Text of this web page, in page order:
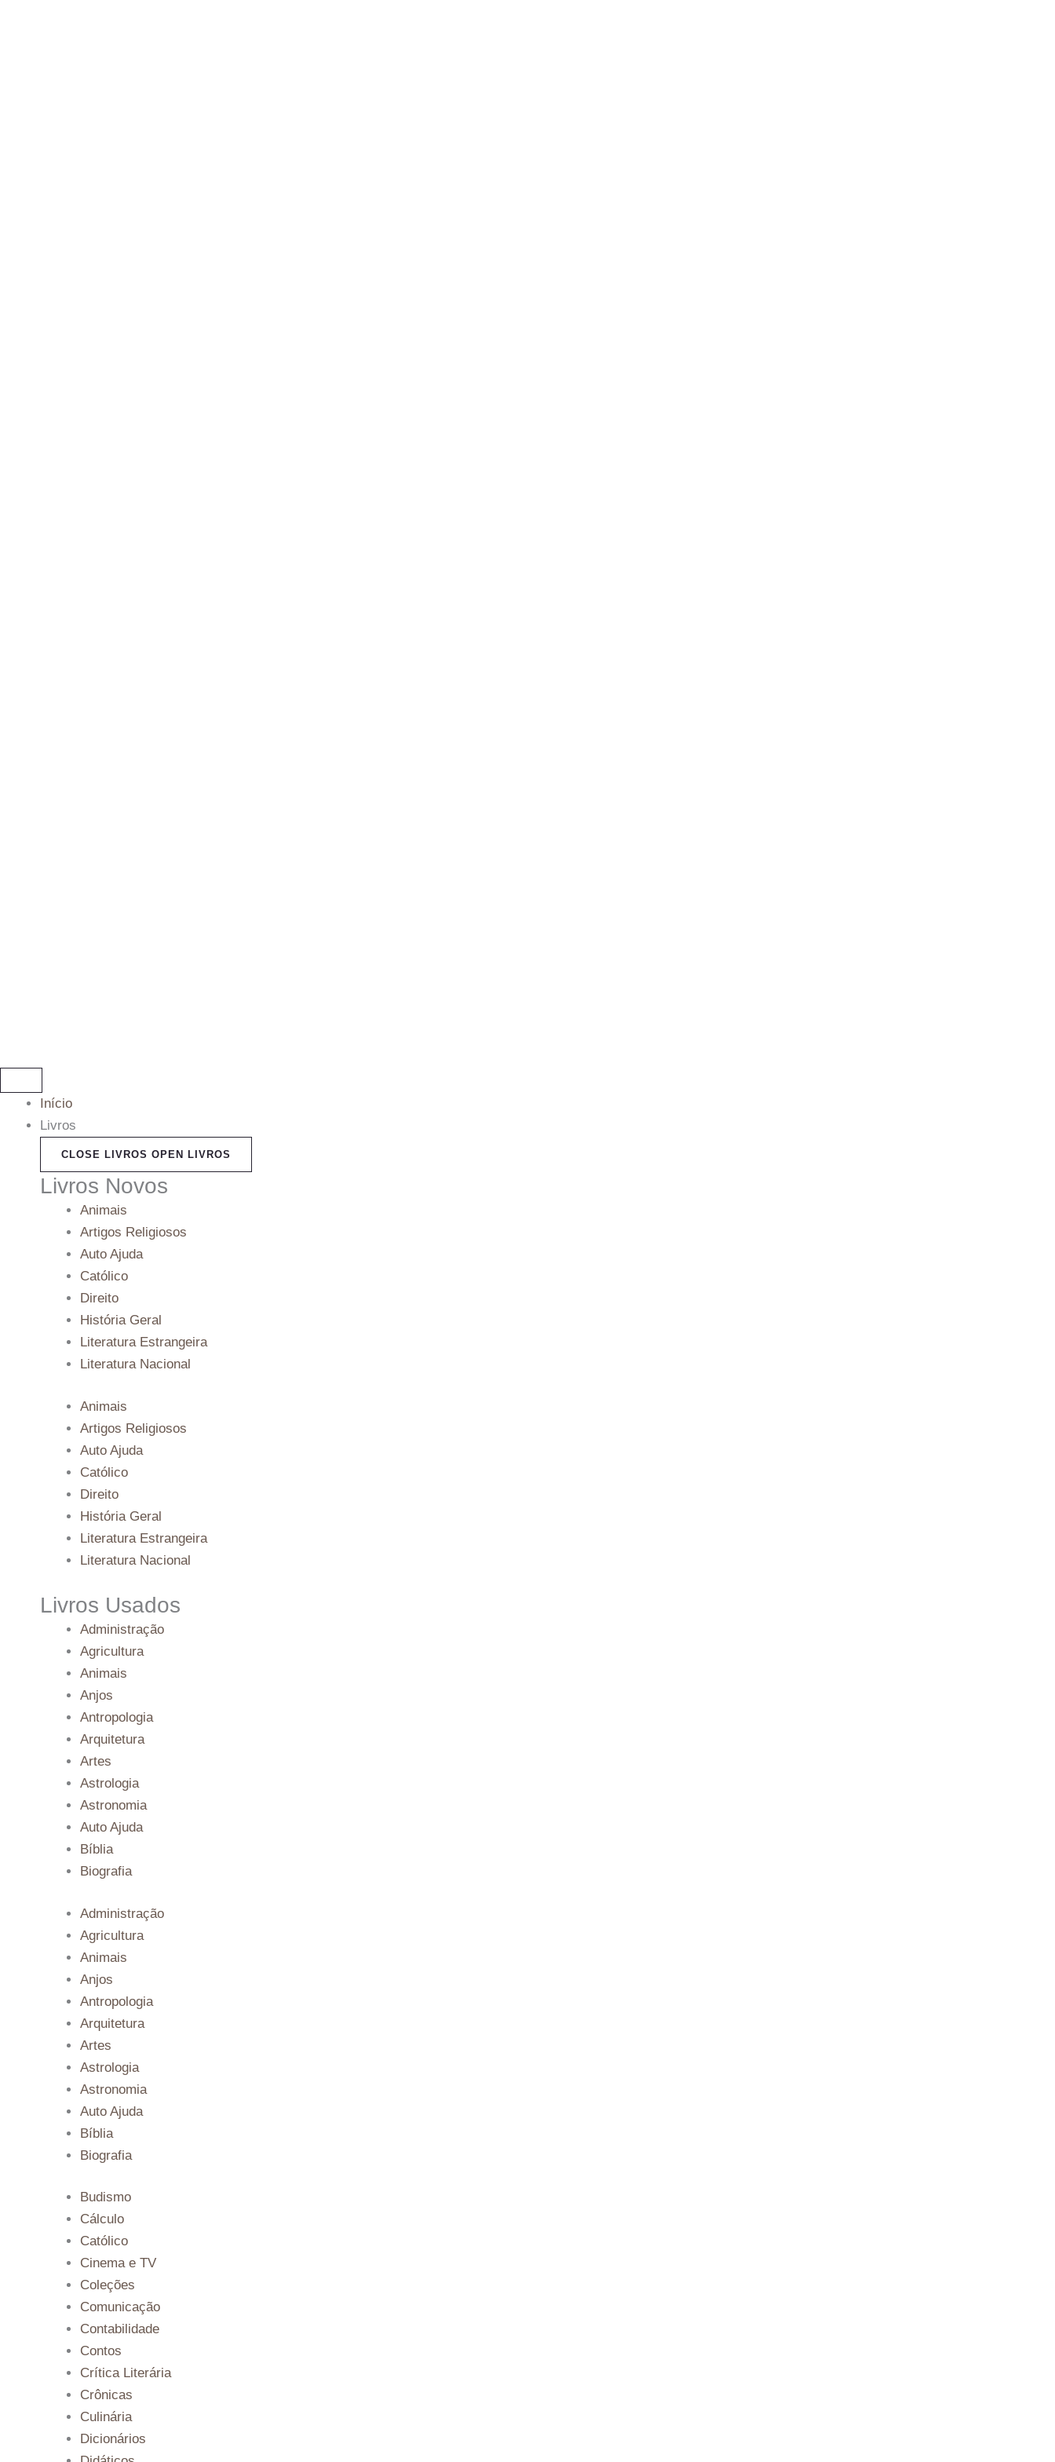
Início
Livros
CLOSE LIVROS OPEN LIVROS
Livros Novos
Animais
Artigos Religiosos
Auto Ajuda
Católico
Direito
História Geral
Literatura Estrangeira
Literatura Nacional
Animais
Artigos Religiosos
Auto Ajuda
Católico
Direito
História Geral
Literatura Estrangeira
Literatura Nacional
Livros Usados
Administração
Agricultura
Animais
Anjos
Antropologia
Arquitetura
Artes
Astrologia
Astronomia
Auto Ajuda
Bíblia
Biografia
Administração
Agricultura
Animais
Anjos
Antropologia
Arquitetura
Artes
Astrologia
Astronomia
Auto Ajuda
Bíblia
Biografia
Budismo
Cálculo
Católico
Cinema e TV
Coleções
Comunicação
Contabilidade
Contos
Crítica Literária
Crônicas
Culinária
Dicionários